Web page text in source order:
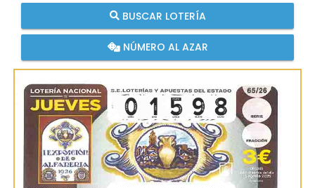
BUSCAR LOTERÍA
NÚMERO AL AZAR